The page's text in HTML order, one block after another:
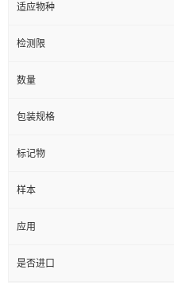
适应物种
检测限
数量
包装规格
标记物
样本
应用
是否进口